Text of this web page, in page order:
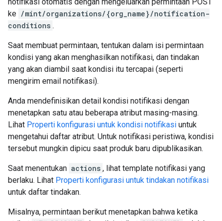
ke /mint/organizations/{org_name}/notification-
conditions .
Saat membuat permintaan, tentukan dalam isi permintaan
kondisi yang akan menghasilkan notifikasi, dan tindakan
yang akan diambil saat kondisi itu tercapai (seperti
mengirim email notifikasi).
Anda mendefinisikan detail kondisi notifikasi dengan
menetapkan satu atau beberapa atribut masing-masing.
Lihat Properti konfigurasi untuk kondisi notifikasi untuk
mengetahui daftar atribut. Untuk notifikasi peristiwa, kondisi
tersebut mungkin dipicu saat produk baru dipublikasikan.
Saat menentukan actions , lihat template notifikasi yang
berlaku. Lihat Properti konfigurasi untuk tindakan notifikasi
untuk daftar tindakan.
Misalnya, permintaan berikut menetapkan bahwa ketika